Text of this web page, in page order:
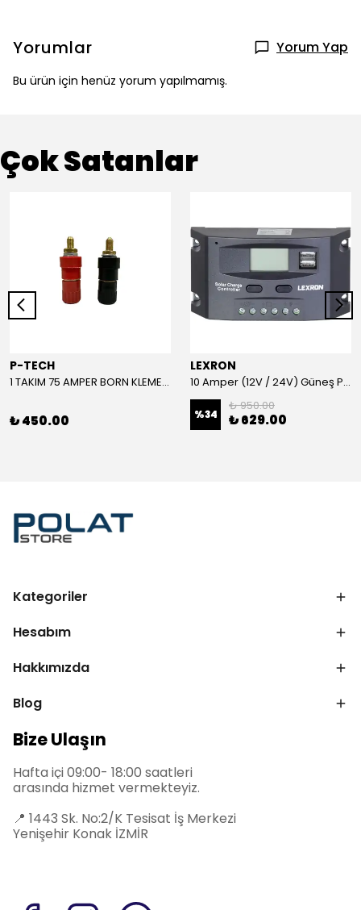
Yorumlar Yorum Yap
Bu ürün için henüz yorum yapılmamış.
Çok Satanlar
P-TECH
1 TAKIM 75 AMPER BORN KLEMENS (KIRMIZI-SİYAH)
₺ 450.00
LEXRON
10 Amper (12V / 24V) Güneş Paneli Şarj Kontrol Cihazı
%34
₺ 950.00
₺ 629.00
Kategoriler
Hesabım
Hakkımızda
Blog
Bize Ulaşın
Hafta içi 09:00- 18:00 saatleri
arasında hizmet vermekteyiz.
📍 1443 Sk. No:2/K Tesisat İş Merkezi
Yenişehir Konak İZMİR